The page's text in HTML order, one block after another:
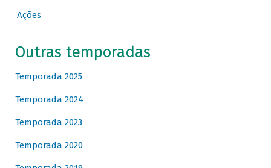
Ações
Outras temporadas
Temporada 2025
Temporada 2024
Temporada 2023
Temporada 2020